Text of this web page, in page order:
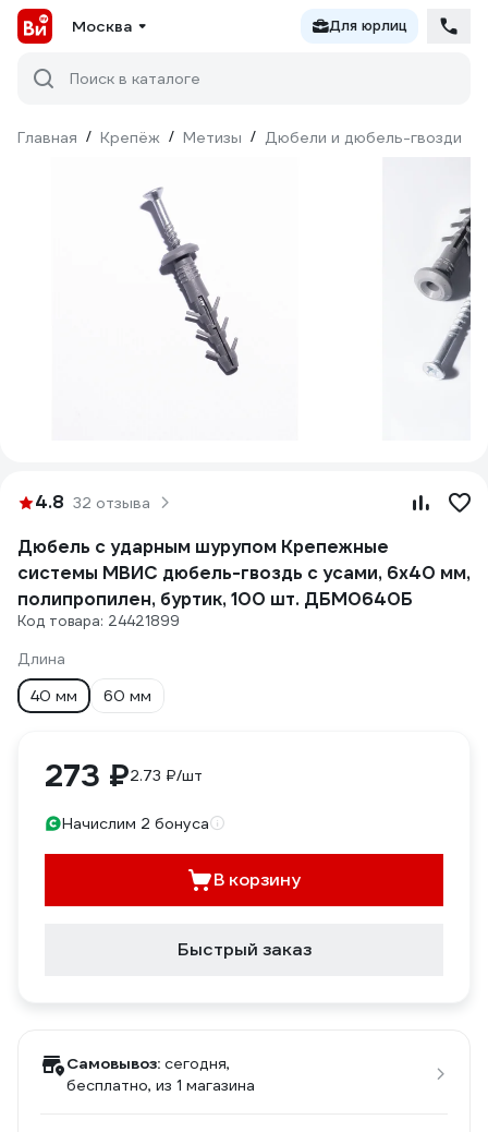
Москва Для юрлиц
Поиск в каталоге
Главная / Крепёж / Метизы / Дюбели и дюбель-гвозди
4.8 32 отзыва
Дюбель с ударным шурупом Крепежные
системы МВИС дюбель-гвоздь с усами, 6x40 мм,
полипропилен, буртик, 100 шт. ДБМ0640Б
Код товара: 24421899
Длина
40 мм
60 мм
273 ₽2.73 ₽/шт
Начислим 2 бонуса
В корзину
Быстрый заказ
Самовывоз: сегодня,
бесплатно, из 1 магазина